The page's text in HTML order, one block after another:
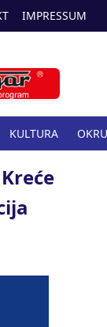
IMPRESSUM
KULTURA